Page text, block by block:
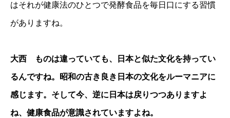
はそれが健康法のひとつで発酵食品を毎日口にする習慣
がありますね。
大西 ものは違っていても、日本と似た文化を持ってい
るんですね。昭和の古き良き日本の文化をルーマニアに
感じます。そして今、逆に日本は戻りつつありますよ
ね、健康食品が意識されていますよね。